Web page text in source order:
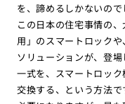
を、諦めるしかないので
この日本の住宅事情の
用」のスマートロック
ソリューションが、登
一式を、スマートロッ
交換する、という方法